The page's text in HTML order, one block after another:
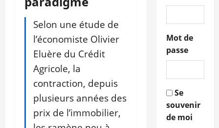
Selon une étude de
l’économiste Olivier
Eluère du Crédit
Agricole, la
contraction, depuis
plusieurs années des
prix de l’immobilier,
Mot de
passe
Se
souvenir
de moi